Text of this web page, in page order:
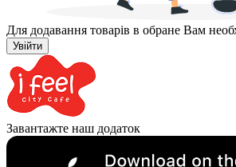
Для додавання товарів в обране Вам
Увійти
Завантажте наш додаток